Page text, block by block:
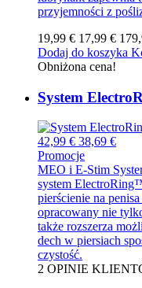
przyjemności z
19,99 € 17,99 €
Dodaj do koszyka
Obniżona cena!
System
42,99 € 38,69 €
Promocje
MEO i E-Stim
system
pierścienie na
opracowany nie
także rozszerza
dech w piersiach
czystość.
2 OPINIE